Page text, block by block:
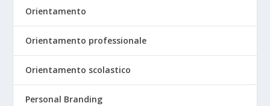
Orientamento
Orientamento professionale
Orientamento scolastico
Personal Branding